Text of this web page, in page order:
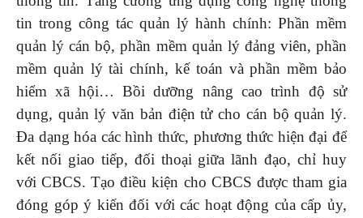
tin trong công tác quản lý hành chính: Phần mềm
quản lý cán bộ, phần mềm quản lý đảng viên, phần
mềm quản lý tài chính, kế toán và phần mềm bảo
hiểm xã hội… Bồi dưỡng nâng cao trình độ sử
dụng, quản lý văn bản điện tử cho cán bộ quản lý.
Đa dạng hóa các hình thức, phương thức hiện đại để
kết nối giao tiếp, đối thoại giữa lãnh đạo, chỉ huy
với CBCS. Tạo điều kiện cho CBCS được tham gia
đóng góp ý kiến đối với các hoạt động của cấp ủy,